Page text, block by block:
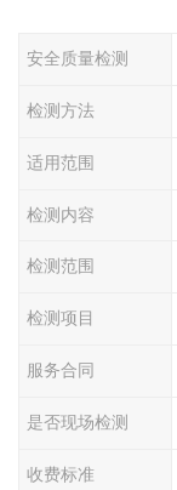
安全质量检测
检测方法
适用范围
检测内容
检测范围
检测项目
服务合同
是否现场检测
收费标准